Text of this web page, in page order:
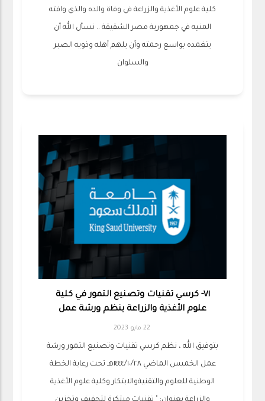
كلية علوم الأغذية والزراعة في وفاة والده والذي وافته
المنيه في جمهورية مصر الشقيقة .. نسأل الله أن
يتغمده بواسع رحمته وأن يلهم أهله وذويه الصبر
والسلوان
٧١- كرسي تقنيات وتصنيع التمور في كلية
علوم الأغذية والزراعة ينظم ورشة عمل
22 مايو 2023
بتوفيق الله ، نظم كرسي تقنيات وتصنيع التمور ورشة
عمل الخميس الماضي ١٤٤٤/١٠/٢٨هـ تحت رعاية الخطة
الوطنية للعلوم والتقنيةوالابتكار وكلية علوم الأغذية